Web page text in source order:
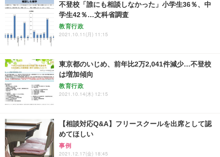
不登校「誰にも相談しなかった」小学生36％、中
学生42％…文科省調査
教育行政
2021.10.11(月) 11:15
東京都のいじめ、前年比2万2,041件減少…不登校
は増加傾向
教育行政
2021.10.14(木) 12:15
【相談対応Q&A】フリースクールを出席として認
めてほしい
事例
2021.12.17(金) 18:45